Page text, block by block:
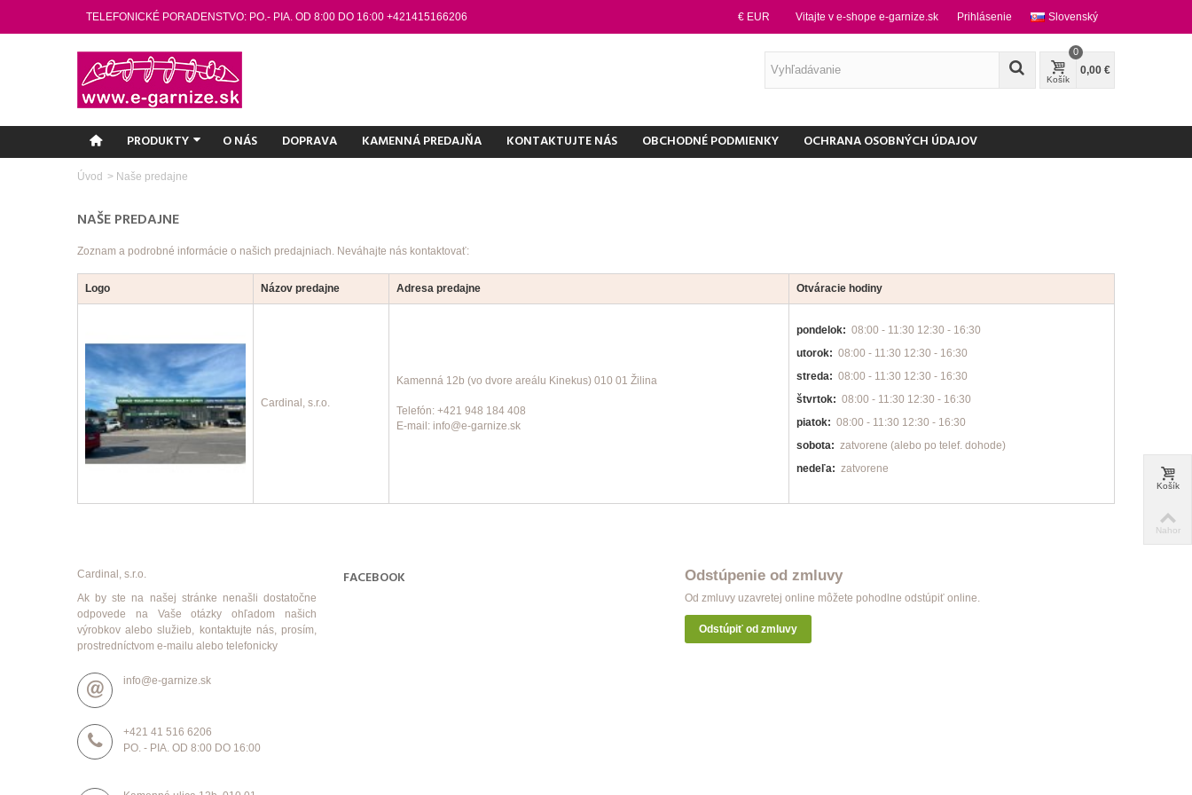
TELEFONICKÉ PORADENSTVO: PO.- PIA. OD 8:00 DO 16:00 +421415166206 Slovenský
Vitajte v e-shope e-garnize.sk Prihlásenie
€ EUR
Košík
0
0,00 €
PRODUKTY O NÁS DOPRAVA KAMENNÁ PREDAJŇA KONTAKTUJTE NÁS OBCHODNÉ PODMIENKY OCHRANA OSOBNÝCH ÚDAJOV
Úvod > Naše predajne
NAŠE PREDAJNE
Zoznam a podrobné informácie o našich predajniach. Neváhajte nás kontaktovať:
Logo Názov predajne Adresa predajne Otváracie hodiny
Cardinal, s.r.o.
Kamenná 12b (vo dvore areálu Kinekus) 010 01 Žilina
Telefón: +421 948 184 408
E-mail: info@e-garnize.sk
pondelok: 08:00 - 11:30 12:30 - 16:30
utorok: 08:00 - 11:30 12:30 - 16:30
streda: 08:00 - 11:30 12:30 - 16:30
štvrtok: 08:00 - 11:30 12:30 - 16:30
piatok: 08:00 - 11:30 12:30 - 16:30
sobota: zatvorene (alebo po telef. dohode)
nedeľa: zatvorene
Cardinal, s.r.o.
Ak by ste na našej stránke nenašli dostatočne
odpovede na Vaše otázky ohľadom našich
výrobkov alebo služieb, kontaktujte nás, prosím,
prostredníctvom e-mailu alebo telefonicky
info@e-garnize.sk
+421 41 516 6206
PO. - PIA. OD 8:00 DO 16:00
FACEBOOK Odstúpenie od zmluvy
Od zmluvy uzavretej online môžete pohodlne odstúpiť online.
Odstúpiť od zmluvy
Košík
Nahor